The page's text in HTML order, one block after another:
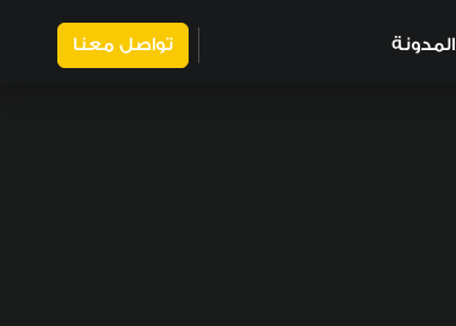
المدونة تواصل معنا